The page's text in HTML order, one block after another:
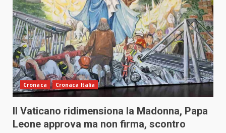
Cronaca Cronaca Italia
Il Vaticano ridimensiona la Madonna, Papa
Leone approva ma non firma, scontro